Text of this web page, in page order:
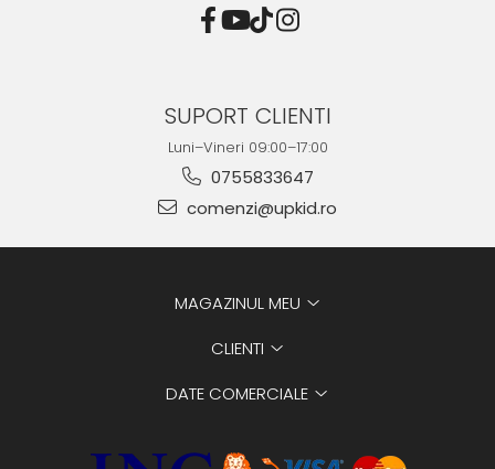
SUPORT CLIENTI
Luni–Vineri 09:00–17:00
0755833647
comenzi@upkid.ro
MAGAZINUL MEU
CLIENTI
DATE COMERCIALE